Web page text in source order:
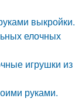
выкройки.
елочных
игрушки из
руками.